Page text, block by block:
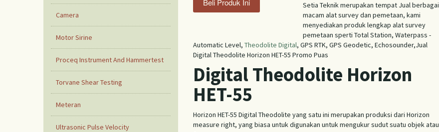
Setia Teknik merupakan tempat Jual berbagai
macam alat survey dan pemetaan, kami
menyediakan produk lengkap alat survey
pemetaan sperti Total Station, Waterpass -
Automatic Level,Theodolite Digital, GPS RTK, GPS Geodetic, Echosounder,Jual
Digital Theodolite Horizon HET-55 Promo Puas
Digital Theodolite Horizon
HET-55
Horizon HET-55 Digital Theodolite yang satu ini merupakan produksi dari Horizon
measure right, yang biasa untuk digunakan untuk mengukur sudut suatu objek atau
Camera
Motor Sirine
Proceq Instrument And Hammertest
Torvane Shear Testing
Meteran
Ultrasonic Pulse Velocity